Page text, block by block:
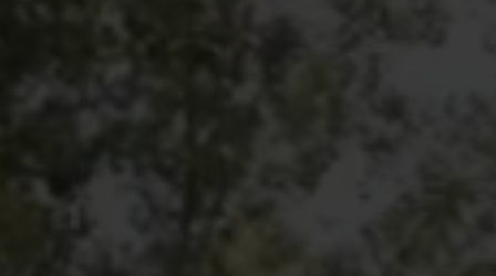
View the site in the displayed language